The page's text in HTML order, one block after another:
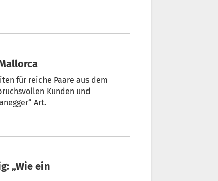
für reiche Paare aus dem
Kunden und
Art.